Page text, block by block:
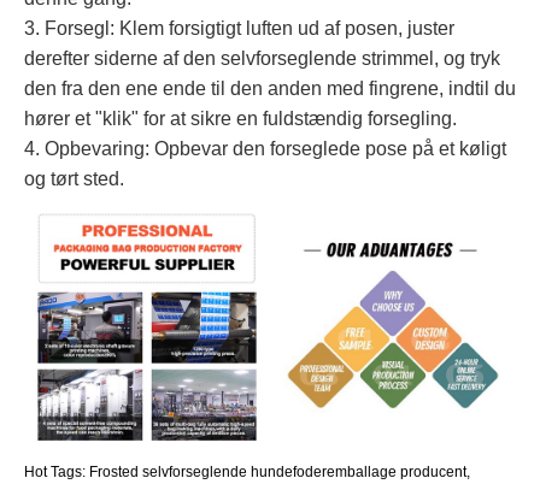
3. Forsegl: Klem forsigtigt luften ud af posen, juster
derefter siderne af den selvforseglende strimmel, og tryk
den fra den ene ende til den anden med fingrene, indtil du
hører et "klik" for at sikre en fuldstændig forsegling.
4. Opbevaring: Opbevar den forseglede pose på et køligt
og tørt sted.
Hot Tags: Frosted selvforseglende hundefoderemballage producent,